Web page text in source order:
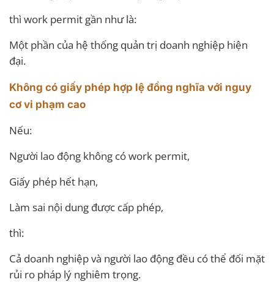
thì work permit gần như là:
Một phần của hệ thống quản trị doanh nghiệp hiện
đại.
Không có giấy phép hợp lệ đồng nghĩa với nguy
cơ vi phạm cao
Nếu:
Người lao động không có work permit,
Giấy phép hết hạn,
Làm sai nội dung được cấp phép,
thì:
Cả doanh nghiệp và người lao động đều có thể đối mặt
rủi ro pháp lý nghiêm trọng.